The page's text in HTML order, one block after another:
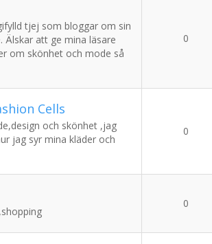
tjej som bloggar om sin
Älskar att ge mina läsare
om skönhet och mode så
0
Cells
och skönhet ,jag
jag syr mina kläder och
0
0